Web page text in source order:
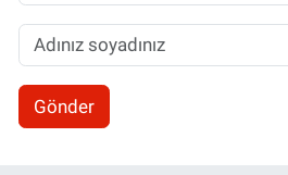
Gönder